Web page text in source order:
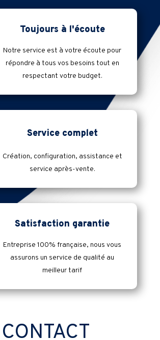
Toujours à l'écoute
Notre service est à votre écoute pour
répondre à tous vos besoins tout en
respectant votre budget.
Service complet
Création, configuration, assistance et
service après-vente.
Satisfaction garantie
Entreprise 100% française, nous vous
assurons un service de qualité au
meilleur tarif
CONTACT